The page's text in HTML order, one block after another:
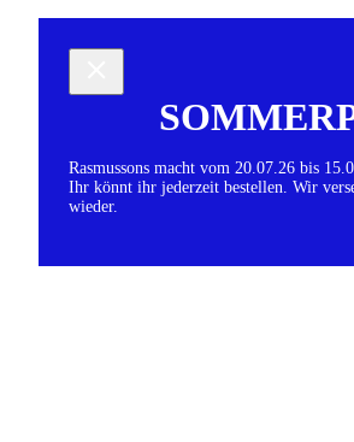
Rasmussons macht vom 20.07.26 bis
Ihr könnt ihr jederzeit bestellen. Wir
wieder.